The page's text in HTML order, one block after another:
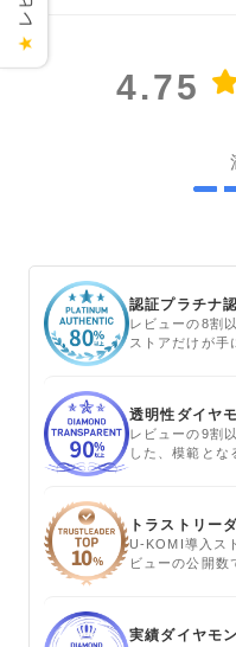
4.75
認証プラチナ
レビューの8割
ストアだけが手
透明性ダイヤ
レビューの9割
した、模範とな
トラストリー
U-KOMI導入ス
ビューの公開数
実績ダイヤモ
★